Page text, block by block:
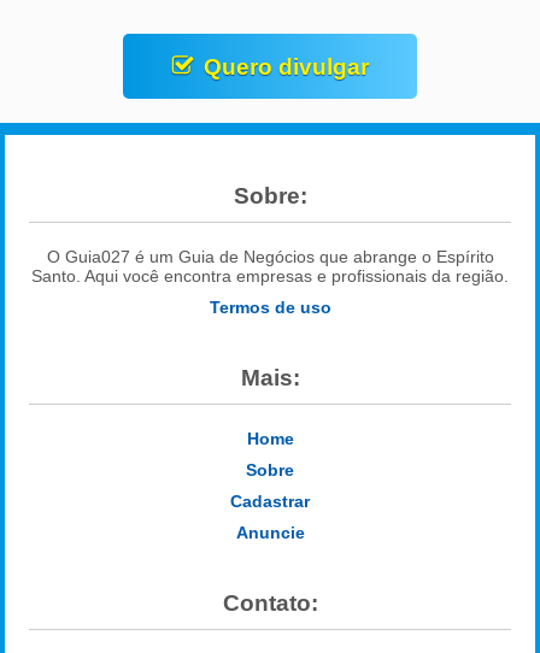
Quero divulgar
Sobre:
O Guia027 é um Guia de Negócios que abrange o Espírito
Santo. Aqui você encontra empresas e profissionais da região.
Termos de uso
Mais:
Home
Sobre
Cadastrar
Anuncie
Contato: